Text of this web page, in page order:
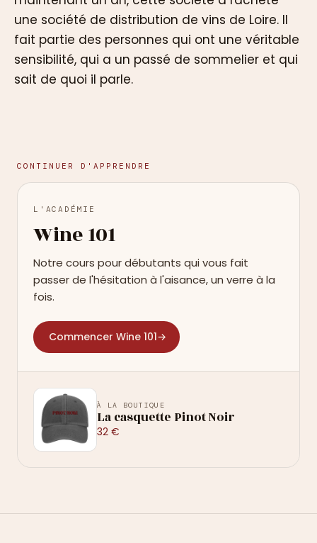
une société de distribution de vins de Loire. Il
fait partie des personnes qui ont une véritable
sensibilité, qui a un passé de sommelier et qui
sait de quoi il parle.
CONTINUER D'APPRENDRE
L'ACADÉMIE
Wine 101
Notre cours pour débutants qui vous fait
passer de l'hésitation à l'aisance, un verre à la
fois.
Commencer Wine 101→
À LA BOUTIQUE
La casquette Pinot Noir
32 €